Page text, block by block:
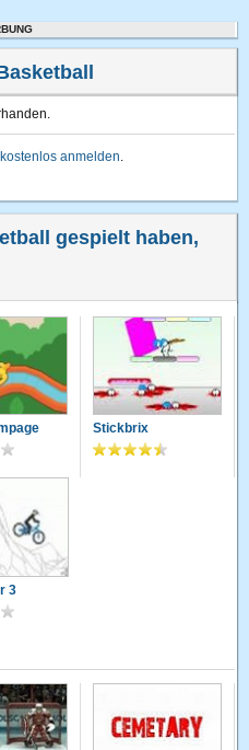
kostenlos anmelden.
gespielt haben,
Stickbrix
3